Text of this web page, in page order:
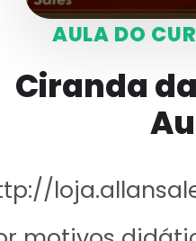
AULA DO
Ciranda